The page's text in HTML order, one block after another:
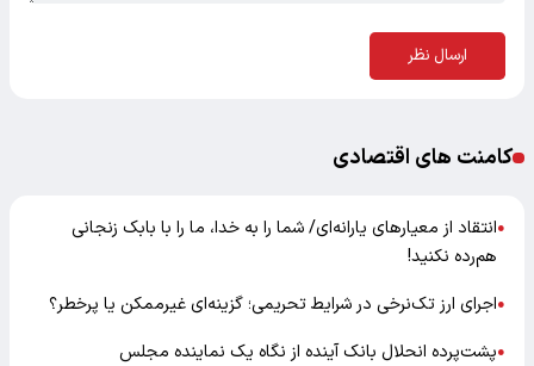
ارسال نظر
کامنت های اقتصادی
●انتقاد از معیارهای یارانه‌ای/ شما را به خدا، ما را با بابک زنجانی
هم‌رده نکنید!
●اجرای ارز تک‌نرخی در شرایط تحریمی؛ گزینه‌ای غیرممکن یا پرخطر؟
●پشت‌پرده انحلال بانک آینده از نگاه یک نماینده مجلس